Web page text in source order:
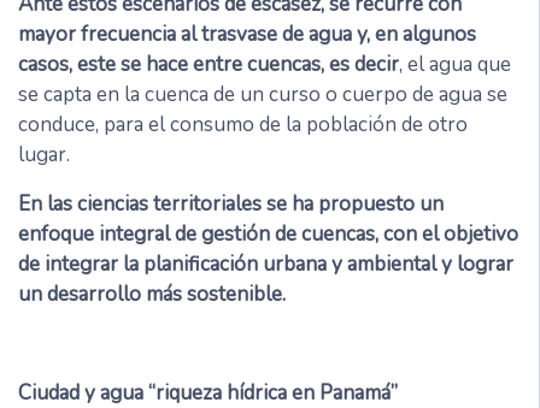
mayor frecuencia al trasvase de agua y, en algunos
casos, este se hace entre cuencas, es decir, el agua que
se capta en la cuenca de un curso o cuerpo de agua se
conduce, para el consumo de la población de otro
lugar.
En las ciencias territoriales se ha propuesto un
enfoque integral de gestión de cuencas, con el objetivo
de integrar la planificación urbana y ambiental y lograr
un desarrollo más sostenible.
Ciudad y agua “riqueza hídrica en Panamá”